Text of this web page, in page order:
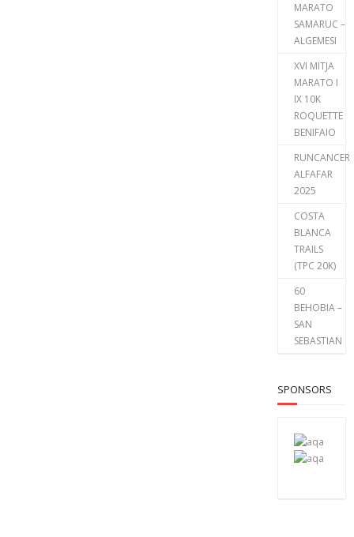
MARATO
SAMARUC –
ALGEMESI
XVI MITJA
MARATO I
IX 10K
ROQUETTE
BENIFAIO
RUNCANCER
ALFAFAR
2025
COSTA
BLANCA
TRAILS
(TPC 20K)
60
BEHOBIA –
SAN
SEBASTIAN
SPONSORS